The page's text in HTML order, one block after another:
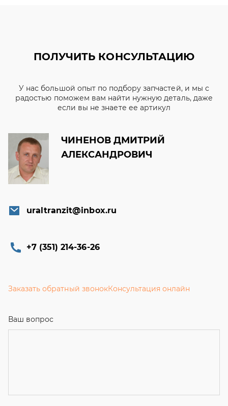
ПОЛУЧИТЬ КОНСУЛЬТАЦИЮ
У нас большой опыт по подбору запчастей, и мы с
радостью поможем вам найти нужную деталь, даже
если вы не знаете ее артикул
ЧИНЕНОВ ДМИТРИЙ
АЛЕКСАНДРОВИЧ
uraltranzit@inbox.ru
+7 (351) 214-36-26
Заказать обратный звонокКонсультация онлайн
Ваш вопрос